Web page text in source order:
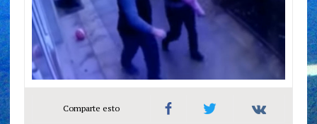
Comparte esto